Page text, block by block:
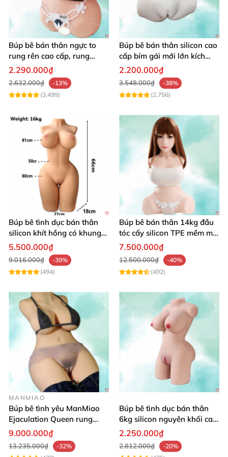
Núm vú kết cấu tinh tế
Hình dáng thon gọn thực tế hình chữ S
Âm đạo thật thịt hồng
Bản sao 1:1
của bộ phận sinh dụccủa người mẫu
thật
chứng nhận y tế
Danh mục
1.Thông số Búp bê tình dục bán thân Toysheart
Lisa We
—Ảnh chụp búp bê tình dục bán thânToysheart
Lisa We tại shop baocaosuhp
Búp bê bán thân ngực to
rung rên cao cấp, rung
mạnh kích thích
2.290.000₫
2.632.000₫
-13%
(3,499)
Búp bê bán thân silicon cao
cấp bím gái mới lớn kích
thích
2.200.000₫
3.548.000₫
-38%
(2,756)
Búp bê tình dục bán thân
silicon khít hồng có khung
16kg
5.500.000₫
9.016.000₫
-39%
(494)
Búp bê bán thân 14kg đầu
tóc cấy silicon TPE mềm mịn
tự nhiên
7.500.000₫
12.500.000₫
-40%
(492)
MANMIAO
Búp bê tình yêu ManMiao
Ejaculation Queen rung
cảm biến sưởi ấm phun
9.000.000₫
13.235.000₫
-32%
Búp bê tình dục bán thân
6kg silicon nguyên khối cao
cấp giá rẻ
2.250.000₫
2.812.000₫
-20%